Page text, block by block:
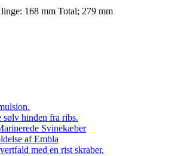
168 mm Total; 279 mm
sølv hinden fra ribs.
Svinekæber
af Embla
med en rist skraber.